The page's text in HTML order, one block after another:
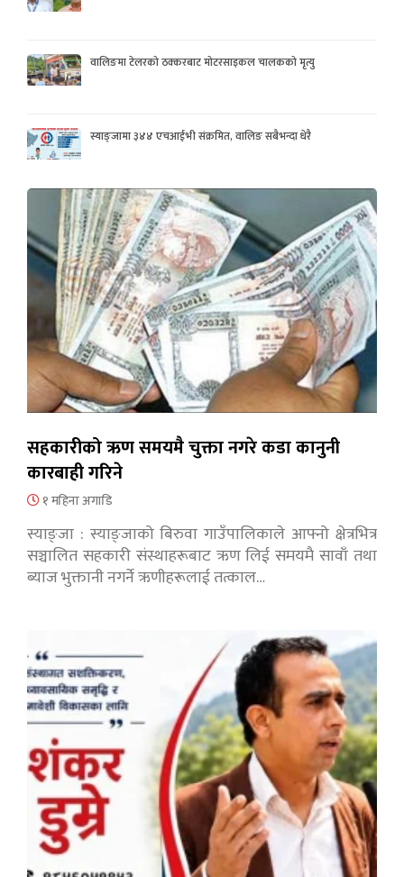
वालिङमा टेलरको ठक्करबाट मोटरसाइकल चालकको मृत्यु
स्याङ्जामा ३४४ एचआईभी संक्रमित, वालिङ सबैभन्दा धेरै
सहकारीको ऋण समयमै चुक्ता नगरे कडा कानुनी
कारबाही गरिने
१ महिना अगाडि
स्याङ्जा : स्याङ्जाको बिरुवा गाउँपालिकाले आफ्नो क्षेत्रभित्र
सञ्चालित सहकारी संस्थाहरूबाट ऋण लिई समयमै सावाँ तथा
ब्याज भुक्तानी नगर्ने ऋणीहरूलाई तत्काल…